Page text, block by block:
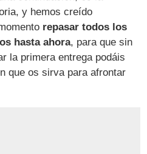
y hemos creído
repasar todos los
hasta ahora, para que sin
la primera entrega podáis
que os sirva para afrontar